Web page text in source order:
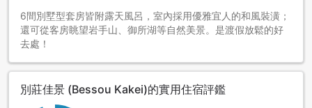
6間別墅型套房皆附露天風呂，室內採用優雅宜人的和風裝潢；
還可從客房眺望岩手山、御所湖等自然美景。是渡假放鬆的好
去處！
別莊佳景 (Bessou Kakei)的實用住宿評鑑